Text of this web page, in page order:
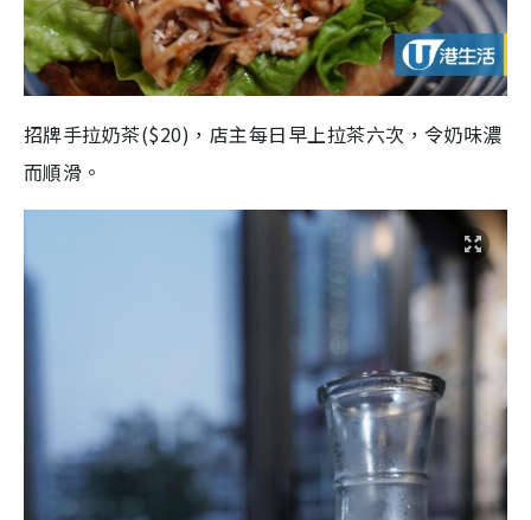
招牌手拉奶茶($20)，店主每日早上拉茶六次，令奶味濃
而順滑。